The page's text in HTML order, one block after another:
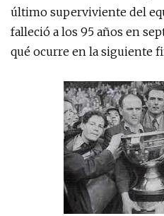
último superviviente del
falleció a los 95 años en
qué ocurre en la siguiente